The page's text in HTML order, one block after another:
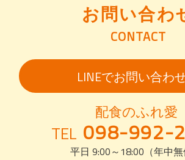
お問い合わ
CONTACT
LINEでお問い合わ
配食のふれ愛
TEL 098-992-
平日 9:00～18:00（年中無